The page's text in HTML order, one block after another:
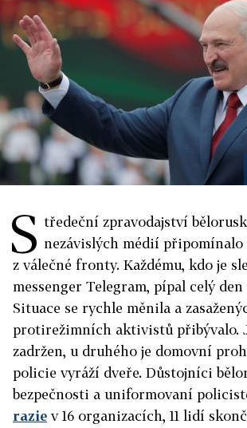
S tředeční zpravodajství
nezávislých médií připomínalo
z válečné fronty. Každému, kdo je
messenger Telegram, pípal celý
Situace se rychle měnila a
protirežimních aktivistů přibývalo.
zadržen, u druhého je domovní
policie vyráží dveře. Důstojníci
bezpečnosti a uniformovaní
razie v 16 organizacích, 11 lidí